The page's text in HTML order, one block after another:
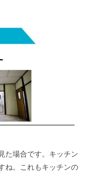
た場合です。キッチン
ね。これもキッチンの